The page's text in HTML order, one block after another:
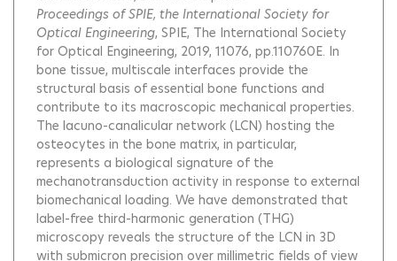
Proceedings of SPIE, the International Society for
Optical Engineering, SPIE, The International Society
for Optical Engineering, 2019, 11076, pp.110760E. In
bone tissue, multiscale interfaces provide the
structural basis of essential bone functions and
contribute to its macroscopic mechanical properties.
The lacuno-canalicular network (LCN) hosting the
osteocytes in the bone matrix, in particular,
represents a biological signature of the
mechanotransduction activity in response to external
biomechanical loading. We have demonstrated that
label-free third-harmonic generation (THG)
microscopy reveals the structure of the LCN in 3D
with submicron precision over millimetric fields of view